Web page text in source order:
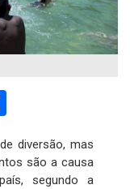
diversão, mas
são a causa
segundo a